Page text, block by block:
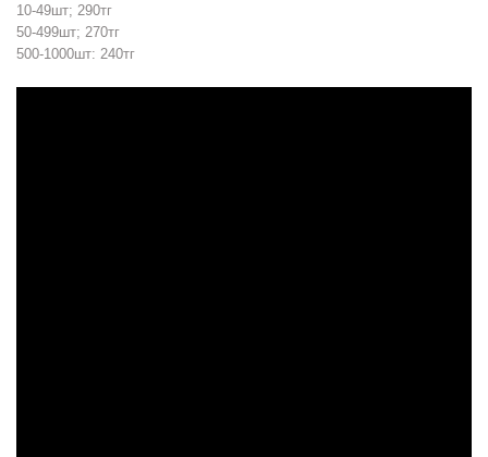
10-49шт; 290тг
50-499шт; 270тг
500-1000шт: 240тг